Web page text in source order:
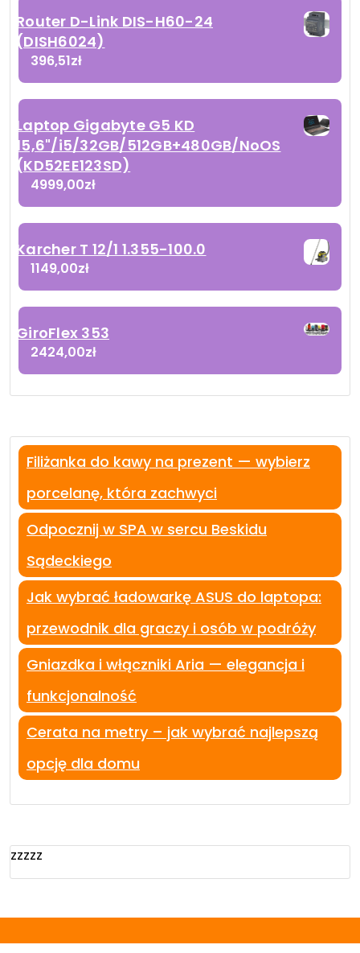
Router D-Link DIS-H60-24
(DISH6024)
396,51zł
Laptop Gigabyte G5 KD
15,6"/i5/32GB/512GB+480GB/NoOS
(KD52EE123SD)
4999,00zł
Karcher T 12/1 1.355-100.0
1149,00zł
GiroFlex 353
2424,00zł
Filiżanka do kawy na prezent — wybierz
porcelanę, która zachwyci
Odpocznij w SPA w sercu Beskidu
Sądeckiego
Jak wybrać ładowarkę ASUS do laptopa:
przewodnik dla graczy i osób w podróży
Gniazdka i włączniki Aria — elegancja i
funkcjonalność
Cerata na metry – jak wybrać najlepszą
opcję dla domu
zzzzz